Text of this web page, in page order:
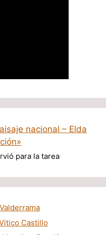
nacional – Elda
para la tarea
Castillo